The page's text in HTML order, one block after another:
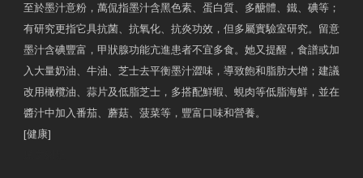
至於墨汁意粉，萬侃指墨汁含黑色素、蛋白質、多醣體、鐵、碘等；
有研究更指它具抗菌、抗氧化、抗炎功效，但多屬實驗室研究。留意
墨汁含碘豐富，甲狀腺功能亢進患者不宜多食。她又提醒，食譜或加
入大量奶油、牛油、芝士去平衡墨汁澀味，導致飽和脂肪大增；建議
改用橄欖油、蒜片及低脂芝士，多搭配鮮蝦、蜆肉等低脂海鮮，並在
醬汁中加入番茄、蘑菇、菠菜等，豐富口味和營養。
[健康]